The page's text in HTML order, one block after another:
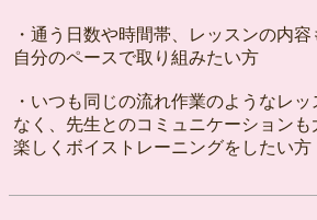
・通う日数や時間帯、レッスンの内容
自分のペースで取り組みたい方
・いつも同じの流れ作業のようなレッ
なく、先生とのコミュニケーションも
楽しくボイストレーニングをしたい方